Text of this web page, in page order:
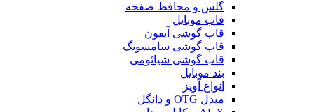
گلس و محافظ صفحه
قاب موبایل
قاب گوشی آیفون
قاب گوشی سامسونگ
قاب گوشی شیائومی
بند موبایل
انواع آویز
مبدل OTG و دانگل